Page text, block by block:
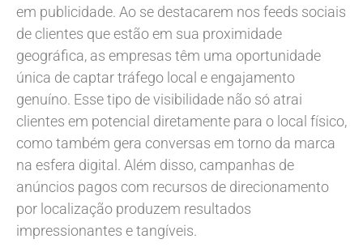
em publicidade. Ao se destacarem nos feeds sociais
de clientes que estão em sua proximidade
geográfica, as empresas têm uma oportunidade
única de captar tráfego local e engajamento
genuíno. Esse tipo de visibilidade não só atrai
clientes em potencial diretamente para o local físico,
como também gera conversas em torno da marca
na esfera digital. Além disso, campanhas de
anúncios pagos com recursos de direcionamento
por localização produzem resultados
impressionantes e tangíveis.